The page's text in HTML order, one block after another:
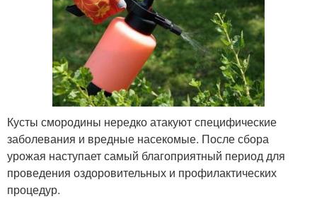
Кусты смородины нередко атакуют специфические
заболевания и вредные насекомые. После сбора
урожая наступает самый благоприятный период для
проведения оздоровительных и профилактических
процедур.